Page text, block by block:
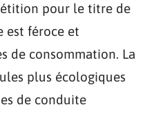
pour le titre de
est féroce et
de consommation. La
plus écologiques
de conduite